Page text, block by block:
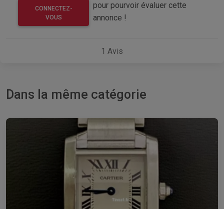
CONNECTEZ-
VOUS
pour pourvoir évaluer cette
annonce !
1 Avis
Dans la même catégorie